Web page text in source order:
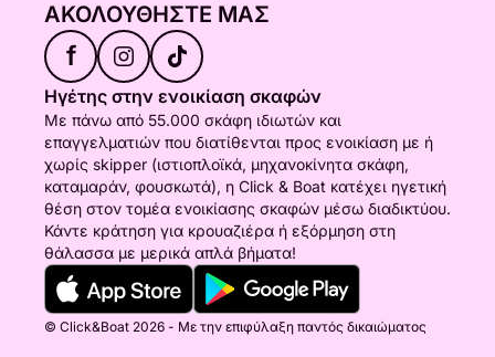
ΑΚΟΛΟΥΘΉΣΤΕ ΜΑΣ
f
Ηγέτης στην ενοικίαση σκαφών
Με πάνω από 55.000 σκάφη ιδιωτών και
επαγγελματιών που διατίθενται προς ενοικίαση με ή
χωρίς skipper (ιστιοπλοϊκά, μηχανοκίνητα σκάφη,
καταμαράν, φουσκωτά), η Click & Boat κατέχει ηγετική
θέση στον τομέα ενοικίασης σκαφών μέσω διαδικτύου.
Κάντε κράτηση για κρουαζιέρα ή εξόρμηση στη
θάλασσα με μερικά απλά βήματα!
© Click&Boat 2026 - Με την επιφύλαξη παντός δικαιώματος